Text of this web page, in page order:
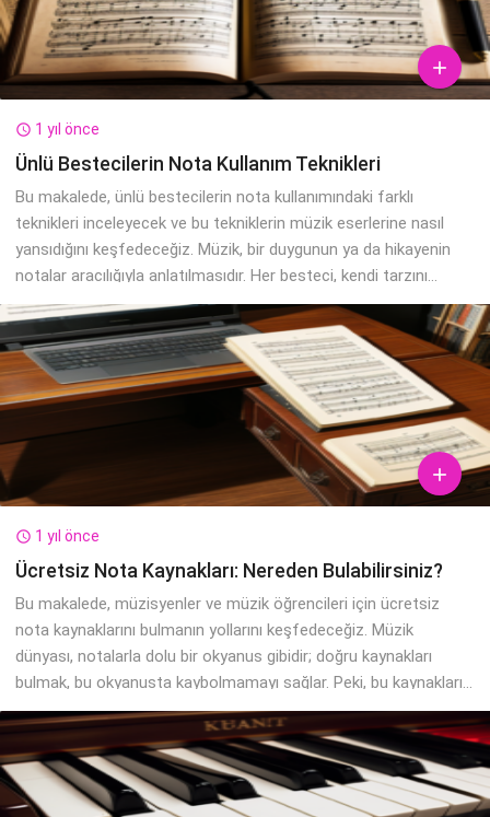

 1 yıl önce
Ünlü Bestecilerin Nota Kullanım Teknikleri
Bu makalede, ünlü bestecilerin nota kullanımındaki farklı
teknikleri inceleyecek ve bu tekniklerin müzik eserlerine nasıl
yansıdığını keşfedeceğiz. Müzik, bir duygunun ya da hikayenin
notalar aracılığıyla anlatılmasıdır. Her besteci, kendi tarzını...

 1 yıl önce
Ücretsiz Nota Kaynakları: Nereden Bulabilirsiniz?
Bu makalede, müzisyenler ve müzik öğrencileri için ücretsiz
nota kaynaklarını bulmanın yollarını keşfedeceğiz. Müzik
dünyası, notalarla dolu bir okyanus gibidir; doğru kaynakları
bulmak, bu okyanusta kaybolmamayı sağlar. Peki, bu kaynakları...